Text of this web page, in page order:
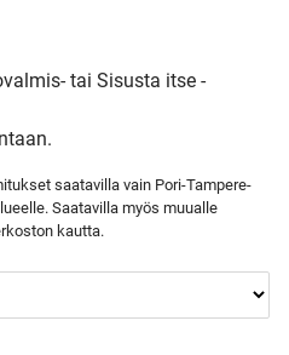
tai Sisusta itse -
saatavilla vain Pori-Tampere-
Saatavilla myös muualle
kautta.